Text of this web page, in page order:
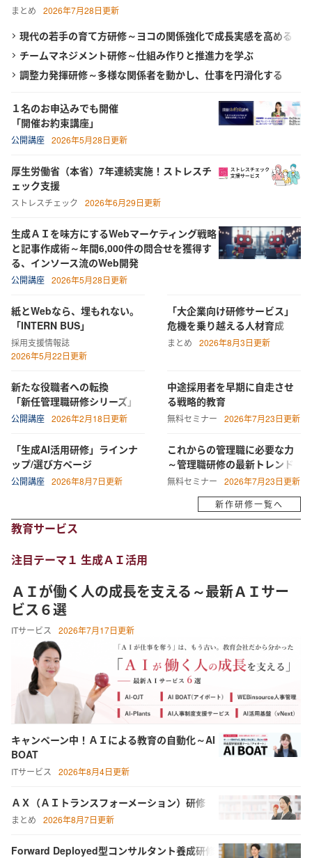
まとめ 2026年7月28日更新
現代の若手の育て方研修～ヨコの関係強化で成長実感を高める
チームマネジメント研修～仕組み作りと推進力を学ぶ
調整力発揮研修～多様な関係者を動かし、仕事を円滑化する
１名のお申込みでも開催
「開催お約束講座」
公開講座 2026年5月28日更新
厚生労働省（本省）7年連続実施！ストレスチ
ェック支援
ストレスチェック 2026年6月29日更新
生成ＡＩを味方にするWebマーケティング戦略
と記事作成術～年間6,000件の問合せを獲得す
る、インソース流のWeb開発
公開講座 2026年5月28日更新
紙とWebなら、埋もれない。
「INTERN BUS」
採用支援情報誌
2026年5月22日更新
「大企業向け研修サービス」
危機を乗り越える人材育成
まとめ 2026年8月3日更新
新たな役職者への転換
「新任管理職研修シリーズ」
公開講座 2026年2月18日更新
中途採用者を早期に自走させ
る戦略的教育
無料セミナー 2026年7月23日更新
「生成AI活用研修」ラインナ
ップ/選び方ページ​
公開講座 2026年8月7日更新
これからの管理職に必要な力
～管理職研修の最新トレンド
無料セミナー
2026年7月23日更新
新作研修一覧へ
教育サービス
注目テーマ１ 生成ＡＩ活用
ＡＩが働く人の成長を支える～最新ＡＩサー
ビス６選
ITサービス 2026年7月17日更新
キャンペーン中！ＡＩによる教育の自動化～AI
BOAT
ITサービス 2026年8月4日更新
ＡＸ（ＡＩトランスフォーメーション）研修
まとめ 2026年8月7日更新
Forward Deployed型コンサルタント養成研修